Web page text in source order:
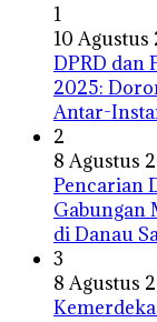
1
10 Agustus
DPRD dan
2025:
Antar-
2
8 Agustus
Pencarian
Gabungan
di Danau
3
8 Agustus